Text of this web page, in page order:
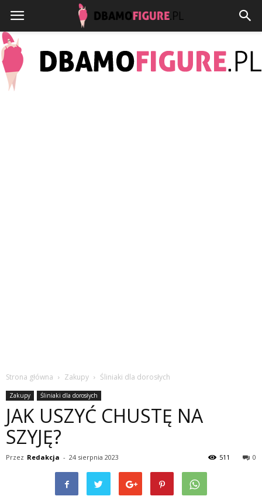
Strona główna Zakupy Śliniaki dla dorosłych
Zakupy Śliniaki dla dorosłych
JAK USZYĆ CHUSTĘ NA
SZYJĘ?
Przez Redakcja - 24 sierpnia 2023 0
511